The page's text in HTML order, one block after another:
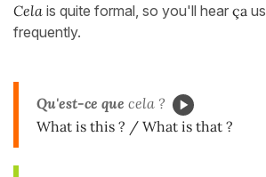
Cela is quite formal, so you'll hear ça
frequently.
Qu'est-ce que cela ?
What is this ? / What is that ?